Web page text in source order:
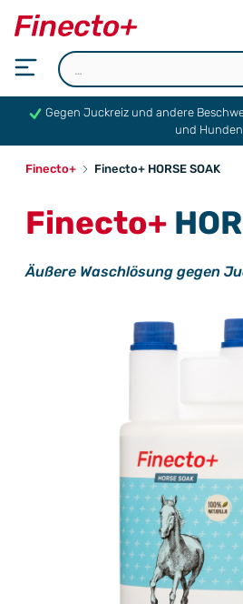
Gegen Juckreiz und andere
und Hunden
Finecto+ Finecto+ HORSE SOAK
Finecto+
Äußere Waschlösung gegen